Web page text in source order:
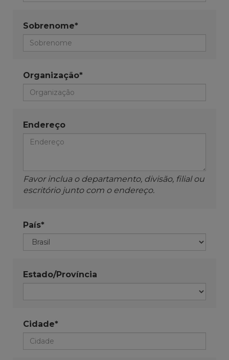
Sobrenome*
Organização*
Endereço
Favor inclua o departamento, divisão, filial ou
escritório junto com o endereço.
País*
Estado/Província
Cidade*